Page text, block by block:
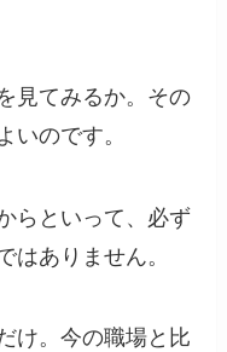
見てみるか。その
いのです。
らといって、必ず
はありません。
け。今の職場と比